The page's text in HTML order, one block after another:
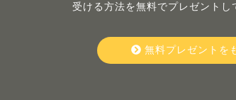
受ける方法を無料でプレゼントし
無料プレゼントを